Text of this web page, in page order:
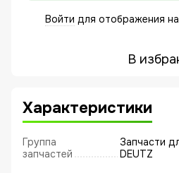
Войти для отображения
В
Характеристики
Группа
запчастей
Запчасти
DEUTZ